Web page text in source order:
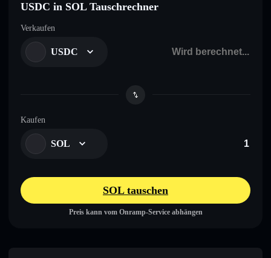
USDC in SOL Tauschrechner
Verkaufen
USDC
Kaufen
SOL
SOL tauschen
Preis kann vom Onramp-Service abhängen